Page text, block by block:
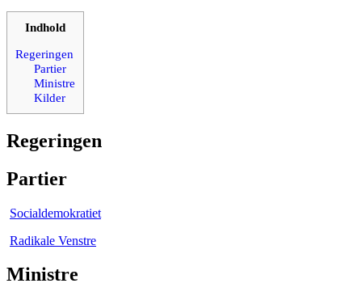
Indhold
Regeringen
Partier
Ministre
Kilder
Regeringen
Partier
Socialdemokratiet
Radikale Venstre
Ministre